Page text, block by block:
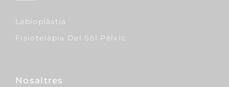
Labioplàstia
Fisioteràpia Del Sòl Pèlvic
Nosaltres